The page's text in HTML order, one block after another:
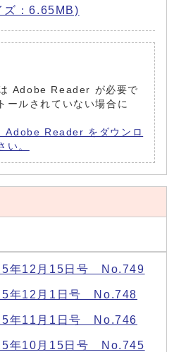
ズ：6.65MB)
Adobe Reader が必要で
ールされていない場合に
Adobe Reader をダウンロ
い。
年12月15日号 No.749
年12月1日号 No.748
年11月1日号 No.746
年10月15日号 No.745